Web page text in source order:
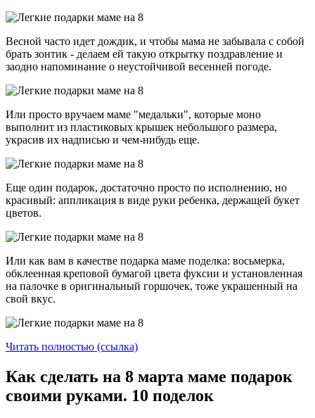
Весной часто идет дождик, и чтобы мама не забывала с собой
брать зонтик - делаем ей такую открытку поздравление и
заодно напоминание о неустойчивой весенней погоде.
Или просто вручаем маме "медальки", которые моно
выполнит из пластиковых крышек небольшого размера,
украсив их надписью и чем-нибудь еще.
Еще один подарок, достаточно просто по исполнению, но
красивый: аппликация в виде руки ребенка, держащей букет
цветов.
Или как вам в качестве подарка маме поделка: восьмерка,
обклеенная креповой бумагой цвета фуксии и установленная
на палочке в оригинальный горшочек, тоже украшенный на
свой вкус.
Читать полностью (ссылка)
Как сделать на 8 марта маме подарок
своими руками. 10 поделок